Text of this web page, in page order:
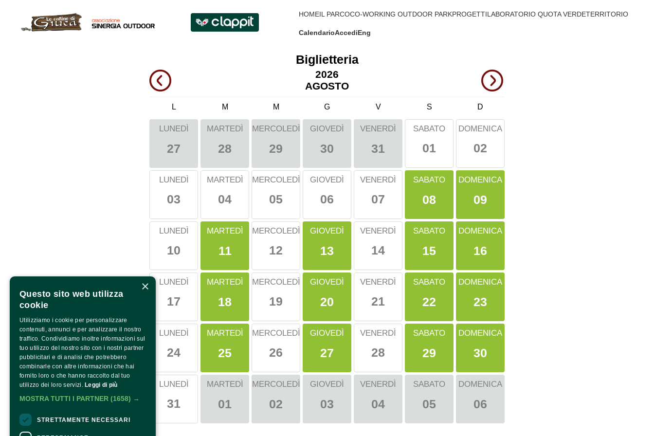
HOMEIL PARCOCO-WORKING OUTDOOR PARKPROGETTILABORATORIO QUOTA VERDETERRITORIO
CalendarioAccediEng
Biglietteria
2026
AGOSTO
L M M G V S D
LUNEDÌ
27
MARTEDÌ
28
MERCOLEDÌ
29
GIOVEDÌ
30
VENERDÌ
31
SABATO
01
DOMENICA
02
LUNEDÌ
03
MARTEDÌ
04
MERCOLEDÌ
05
GIOVEDÌ
06
VENERDÌ
07
SABATO
08
DOMENICA
09
LUNEDÌ
10
MARTEDÌ
11
MERCOLEDÌ
12
GIOVEDÌ
13
VENERDÌ
14
SABATO
15
DOMENICA
16
LUNEDÌ
17
MARTEDÌ
18
MERCOLEDÌ
19
GIOVEDÌ
20
VENERDÌ
21
SABATO
22
DOMENICA
23
LUNEDÌ
24
MARTEDÌ
25
MERCOLEDÌ
26
GIOVEDÌ
27
VENERDÌ
28
SABATO
29
DOMENICA
30
LUNEDÌ
31
MARTEDÌ
01
MERCOLEDÌ
02
GIOVEDÌ
03
VENERDÌ
04
SABATO
05
DOMENICA
06
×
Questo sito web utilizza
cookie
Utilizziamo i cookie per personalizzare
contenuti, annunci e per analizzare il nostro
traffico. Condividiamo inoltre informazioni sul
tuo utilizzo del nostro sito con i nostri partner
pubblicitari e di analisi che potrebbero
combinarle con altre informazioni che hai
fornito loro o che hanno raccolto dal tuo
utilizzo dei loro servizi. Leggi di più
MOSTRA TUTTI I PARTNER (1658) →
STRETTAMENTE NECESSARI